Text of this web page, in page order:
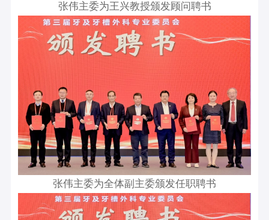
张伟主委为王兴教授颁发顾问聘书
张伟主委为全体副主委颁发任职聘书